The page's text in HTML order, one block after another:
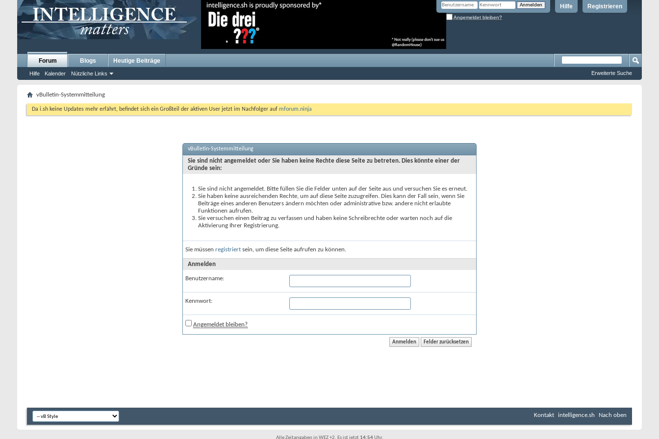
Registrieren
Hilfe
Angemeldet bleiben?
Forum
Hilfe Kalender Nützliche Links
Blogs Heutige Beiträge
Erweiterte Suche
vBulletin-Systemmitteilung
Da i.sh keine Updates mehr erfährt, befindet sich ein Großteil der aktiven User jetzt im Nachfolger auf mforum.ninja
vBulletin-Systemmitteilung
Sie sind nicht angemeldet oder Sie haben keine Rechte diese Seite zu betreten. Dies könnte einer der
Gründe sein:
Sie sind nicht angemeldet. Bitte füllen Sie die Felder unten auf der Seite aus und versuchen Sie es erneut.
Sie haben keine ausreichenden Rechte, um auf diese Seite zuzugreifen. Dies kann der Fall sein, wenn Sie
Beiträge eines anderen Benutzers ändern möchten oder administrative bzw. andere nicht erlaubte
Funktionen aufrufen.
Sie versuchen einen Beitrag zu verfassen und haben keine Schreibrechte oder warten noch auf die
Aktivierung Ihrer Registrierung.
Sie müssen registriert sein, um diese Seite aufrufen zu können.
Anmelden
Benutzername:
Kennwort:
Angemeldet bleiben?
Kontakt intelligence.sh Nach oben
Alle Zeitangaben in WEZ +2. Es ist jetzt 14:54Uhr.